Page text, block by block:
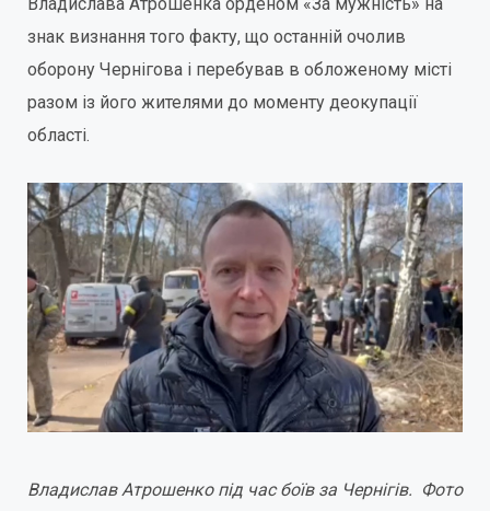
знак визнання того факту, що останній очолив
оборону Чернігова і перебував в обложеному місті
разом із його жителями до моменту деокупації
області.
Владислав Атрошенко під час боїв за Чернігів. Фото